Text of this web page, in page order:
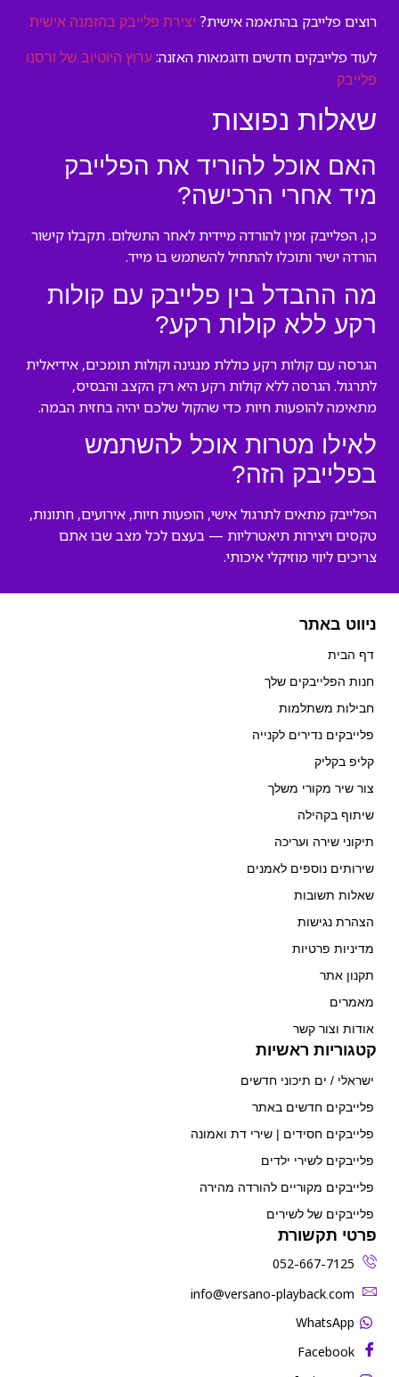
רוצים פלייבק בהתאמה אישית? יצירת פלייבק בהזמנה אישית
לעוד פלייבקים חדשים ודוגמאות האזנה: ערוץ היוטיוב של ורסנו
פלייבק
שאלות נפוצות
האם אוכל להוריד את הפלייבק
מיד אחרי הרכישה?
כן, הפלייבק זמין להורדה מיידית לאחר התשלום. תקבלו קישור
הורדה ישיר ותוכלו להתחיל להשתמש בו מייד.
מה ההבדל בין פלייבק עם קולות
רקע ללא קולות רקע?
הגרסה עם קולות רקע כוללת מנגינה וקולות תומכים, אידיאלית
לתרגול. הגרסה ללא קולות רקע היא רק הקצב והבסיס,
מתאימה להופעות חיות כדי שהקול שלכם יהיה בחזית הבמה.
לאילו מטרות אוכל להשתמש
בפלייבק הזה?
הפלייבק מתאים לתרגול אישי, הופעות חיות, אירועים, חתונות,
טקסים ויצירות תיאטרליות — בעצם לכל מצב שבו אתם
צריכים ליווי מוזיקלי איכותי.
ניווט באתר
דף הבית
חנות הפלייבקים שלך
חבילות משתלמות
פלייבקים נדירים לקנייה
קליפ בקליק
צור שיר מקורי משלך
שיתוף בקהילה
תיקוני שירה ועריכה
שירותים נוספים לאמנים
שאלות תשובות
הצהרת נגישות
מדיניות פרטיות
תקנון אתר
מאמרים
אודות וצור קשר
קטגוריות ראשיות
ישראלי / ים תיכוני חדשים
פלייבקים חדשים באתר
פלייבקים חסידים | שירי דת ואמונה
פלייבקים לשירי ילדים
פלייבקים מקוריים להורדה מהירה
פלייבקים של לשירים
פרטי תקשורת
052-667-7125
‫info@versano-playback.com‬
WhatsApp
Facebook